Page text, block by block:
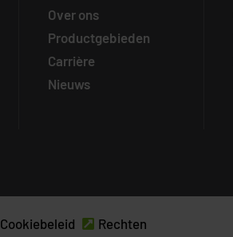
Over ons
Productgebieden
Carrière
Nieuws
Cookiebeleid Rechten